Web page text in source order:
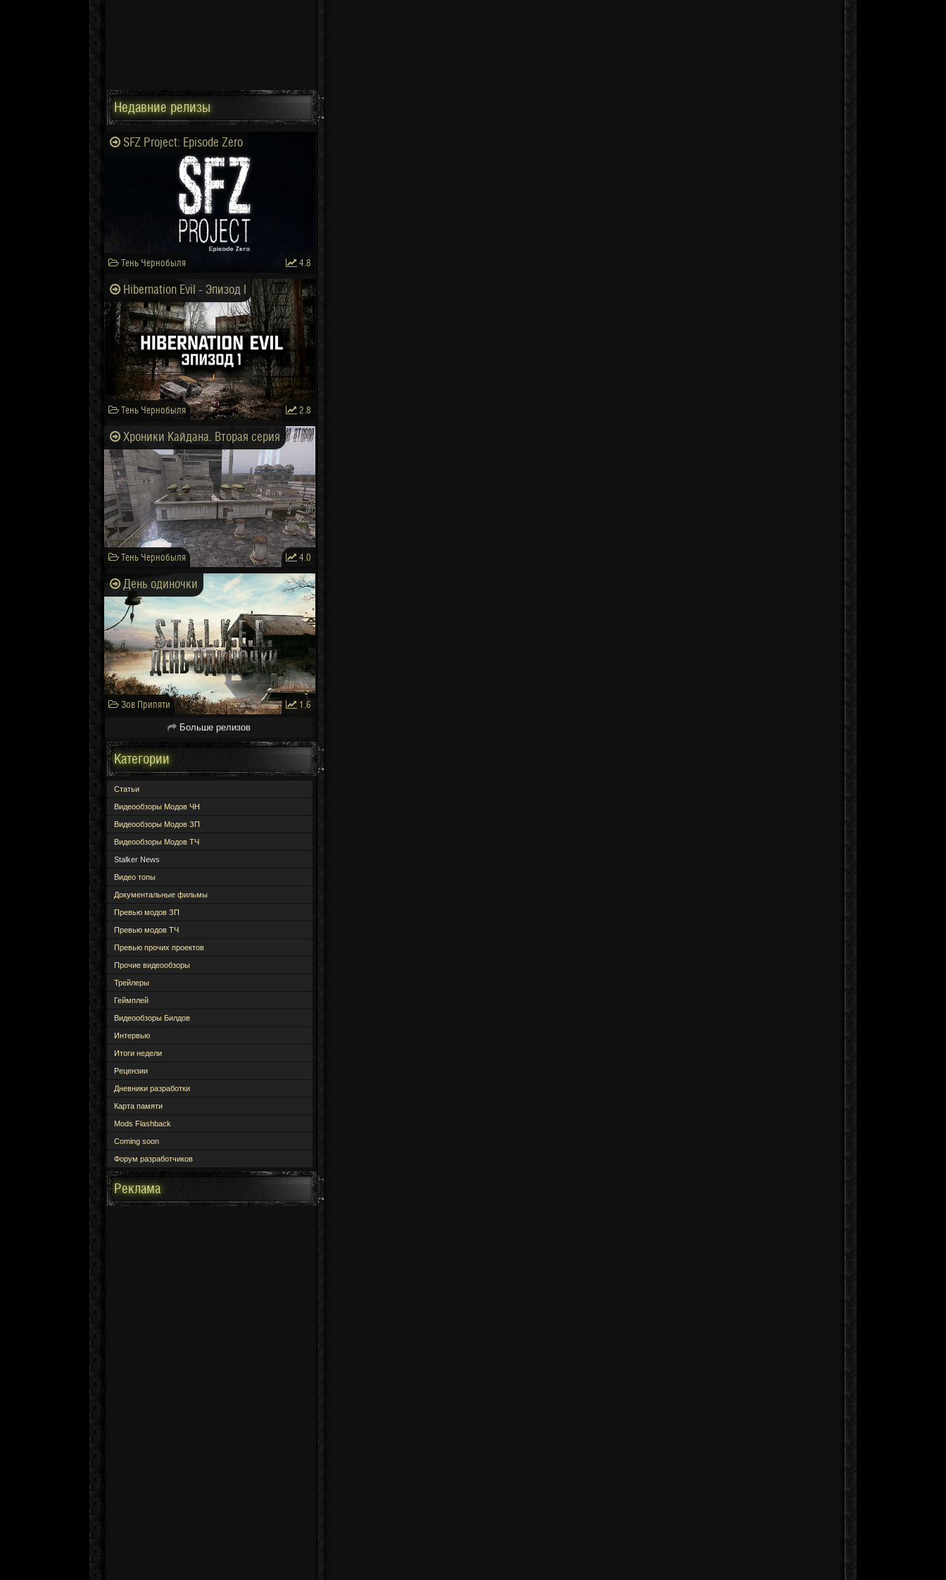
Недавние релизы
SFZ Project: Episode Zero
Тень Чернобыля 4.8
Hibernation Evil - Эпизод I
Тень Чернобыля 2.8
Хроники Кайдана. Вторая серия
Тень Чернобыля 4.0
День одиночки
Зов Припяти 1.6
Больше релизов
Категории
Статьи
Видеообзоры Модов ЧН
Видеообзоры Модов ЗП
Видеообзоры Модов ТЧ
Stalker News
Видео топы
Документальные фильмы
Превью модов ЗП
Превью модов ТЧ
Превью прочих проектов
Прочие видеообзоры
Трейлеры
Геймплей
Видеообзоры Билдов
Интервью
Итоги недели
Рецензии
Дневники разработки
Карта памяти
Mods Flashback
Coming soon
Форум разработчиков
Реклама